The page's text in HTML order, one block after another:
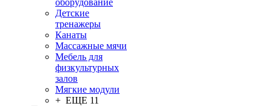
оборудование
Детские
тренажеры
Канаты
Массажные мячи
Мебель для
физкультурных
залов
Мягкие модули
+ ЕЩЕ 11